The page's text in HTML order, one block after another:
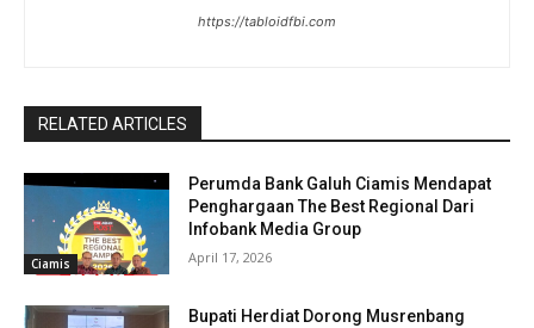
https://tabloidfbi.com
RELATED ARTICLES
Ciamis
Perumda Bank Galuh Ciamis Mendapat
Penghargaan The Best Regional Dari
Infobank Media Group
April 17, 2026
Bupati Herdiat Dorong Musrenbang